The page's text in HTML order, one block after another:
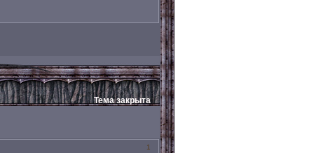
Тема закрыта
1